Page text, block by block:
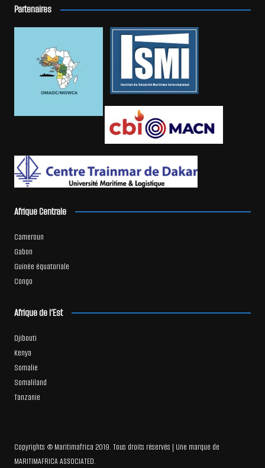
Partenaires
Afrique Centrale
Cameroun
Gabon
Guinée équatoriale
Congo
Afrique de l’Est
Djibouti
Kenya
Somalie
Somaliland
Tanzanie
Copyrights © Maritimafrica 2019. Tous droits réservés | Une marque de
MARITIMAFRICA ASSOCIATED.